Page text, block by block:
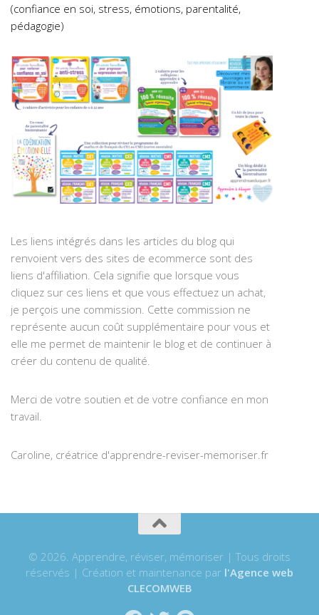
(confiance en soi, stress, émotions, parentalité,
pédagogie)
Les liens intégrés dans les articles du blog qui
renvoient vers des sites de ecommerce sont des
liens d'affiliation. Cela signifie que lorsque vous
cliquez sur ces liens et que vous effectuez un achat,
je perçois une commission. Cette commission ne
représente aucun coût supplémentaire pour vous et
elle me permet de maintenir le blog et de continuer à
créer du contenu de qualité.
Merci de votre soutien et de votre confiance en mon
travail.
Caroline, créatrice d'apprendre-reviser-memoriser.fr
© 2026. Apprendre, réviser, mémoriser | Tous droits
réservés | Création et maintenance par l'Agence web
CLECOMWEB